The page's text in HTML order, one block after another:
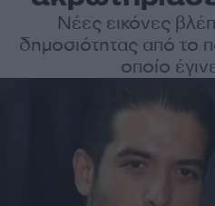
Νέες εικόνες
δημοσιότητας από το
οποίο